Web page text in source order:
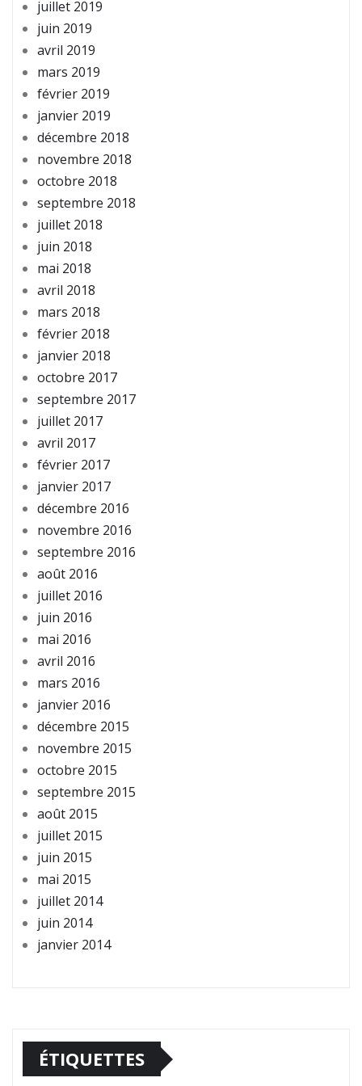
juillet 2019
juin 2019
avril 2019
mars 2019
février 2019
janvier 2019
décembre 2018
novembre 2018
octobre 2018
septembre 2018
juillet 2018
juin 2018
mai 2018
avril 2018
mars 2018
février 2018
janvier 2018
octobre 2017
septembre 2017
juillet 2017
avril 2017
février 2017
janvier 2017
décembre 2016
novembre 2016
septembre 2016
août 2016
juillet 2016
juin 2016
mai 2016
avril 2016
mars 2016
janvier 2016
décembre 2015
novembre 2015
octobre 2015
septembre 2015
août 2015
juillet 2015
juin 2015
mai 2015
juillet 2014
juin 2014
janvier 2014
ÉTIQUETTES